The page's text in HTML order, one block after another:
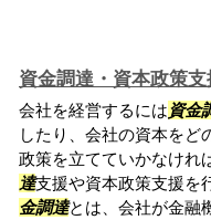
資金調達・資本政策支
会社を経営するには資金
したり、会社の資本をど
政策を立てていかなけれ
達支援や資本政策支援を
金調達とは、会社が金融